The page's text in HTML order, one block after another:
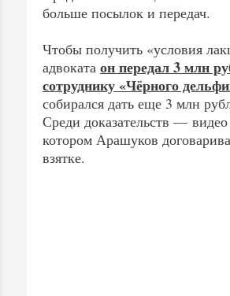
больше посылок и передач.
Чтобы получить «условия
адвоката он передал 3 млн
сотруднику «Чёрного
собирался дать еще 3 млн
Среди доказательств —
котором Арашуков
взятке.